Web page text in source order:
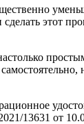
этот
13631 от